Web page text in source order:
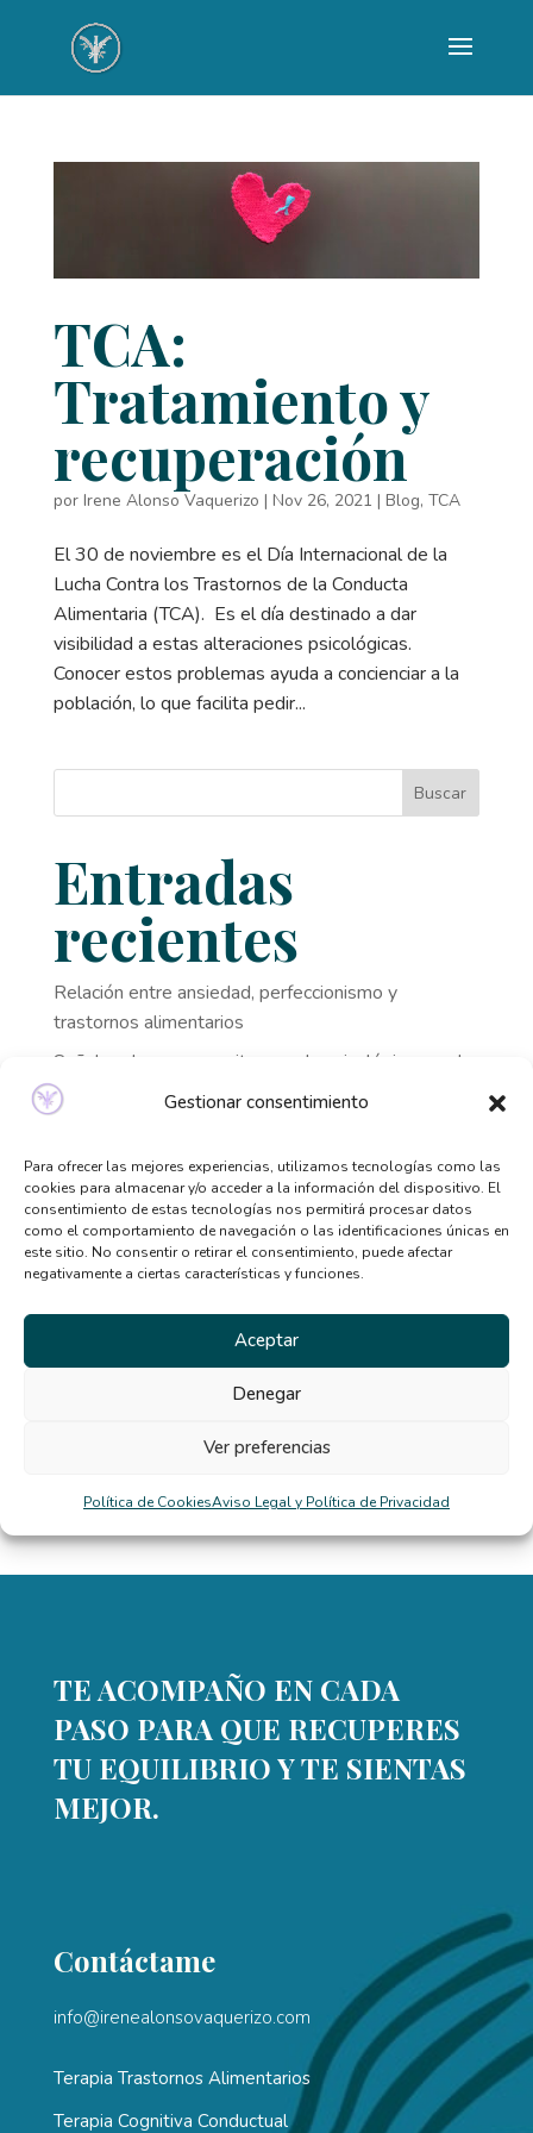
Gestionar consentimiento
Para ofrecer las mejores experiencias, utilizamos tecnologías como las
cookies para almacenar y/o acceder a la información del dispositivo. El
consentimiento de estas tecnologías nos permitirá procesar datos
como el comportamiento de navegación o las identificaciones únicas en
este sitio. No consentir o retirar el consentimiento, puede afectar
negativamente a ciertas características y funciones.
Aceptar
Denegar
Ver preferencias
Política de CookiesAviso Legal y Política de Privacidad
TCA:
Tratamiento y
recuperación
por Irene Alonso Vaquerizo | Nov 26, 2021 | Blog, TCA
El 30 de noviembre es el Día Internacional de la
Lucha Contra los Trastornos de la Conducta
Alimentaria (TCA). Es el día destinado a dar
visibilidad a estas alteraciones psicológicas.
Conocer estos problemas ayuda a concienciar a la
población, lo que facilita pedir...
Buscar
Entradas
recientes
Relación entre ansiedad, perfeccionismo y
trastornos alimentarios
Señales de que necesitas ayuda psicológica y no lo
sabías
síntomas
Beneficios de la terapia desde casa: por qué cada
vez más personas la eligen
El TCA y la distorsión de la imagen corporal en
Comentarios
recientes
diego en La rigidez mental nos dificulta la vida
TE ACOMPAÑO EN CADA
PASO PARA QUE RECUPERES
TU EQUILIBRIO Y TE SIENTAS
MEJOR.
Contáctame
info@irenealonsovaquerizo.com
Terapia Trastornos Alimentarios
Terapia Cognitiva Conductual